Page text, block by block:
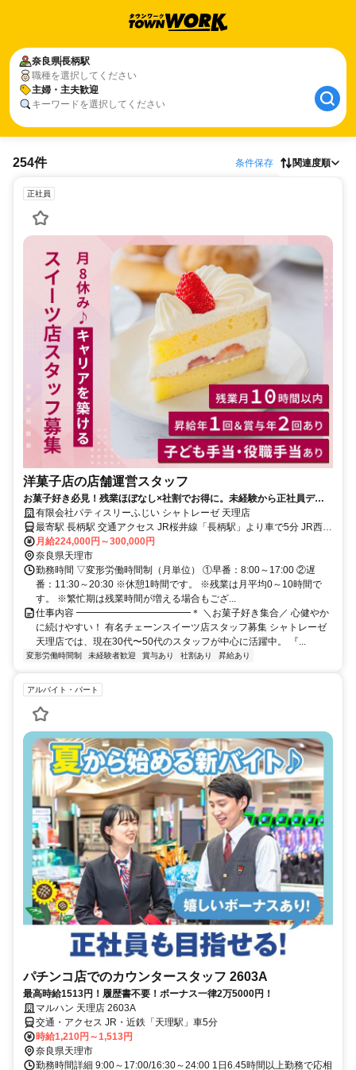
奈良県長柄駅
職種を選択してください
主婦・主夫歓迎
キーワードを選択してください
254件 条件保存 関連度順
正社員
洋菓子店の店舗運営スタッフ
お菓子好き必見！残業ほぼなし×社割でお得に。未経験から正社員デビ
ュー＆キャリアアップも叶う！
有限会社パティスリーふじい シャトレーゼ 天理店
最寄駅 長柄駅 交通アクセス JR桜井線「長柄駅」より車で5分 JR西日
本・近鉄「天理駅」より車で6分 ※勤務場所はシャトレーゼ天理店で
す。
月給224,000円～300,000円
奈良県天理市
勤務時間 ▽変形労働時間制（月単位） ①早番：8:00～17:00 ②遅
番：11:30～20:30 ※休憩1時間です。 ※残業は月平均0～10時間で
す。 ※繁忙期は残業時間が増える場合もござ...
仕事内容 ━━━━━━━━━━━━＊ ＼お菓子好き集合／ 心健やか
に続けやすい！ 有名チェーンスイーツ店スタッフ募集 シャトレーゼ
天理店では、現在30代〜50代のスタッフが中心に活躍中。 『...
変形労働時間制 未経験者歓迎 賞与あり 社割あり 昇給あり
アルバイト・パート
パチンコ店でのカウンタースタッフ 2603A
最高時給1513円！履歴書不要！ボーナス一律2万5000円！
マルハン 天理店 2603A
交通・アクセス JR・近鉄「天理駅」車5分
時給1,210円～1,513円
奈良県天理市
勤務時間詳細 9:00～17:00/16:30～24:00 1日6.45時間以上勤務で応相